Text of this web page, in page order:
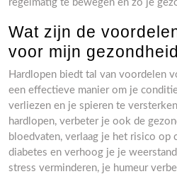
regelmatig te bewegen en zo je
Wat zijn de
voor mijn
Hardlopen biedt tal van voordelen
een effectieve manier om je
verliezen en je spieren te
hardlopen, verbeter je ook de
bloedvaten, verlaag je het risico op
diabetes en verhoog je je
stress verminderen, je humeur